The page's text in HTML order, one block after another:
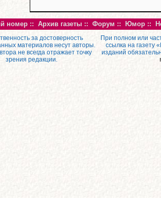
номер :: Архив газеты :: Форум :: Юмор ::
за достоверность
материалов несут авторы.
не всегда отражает точку
зрения редакции.
При полном или
ссылка на газету
изданий